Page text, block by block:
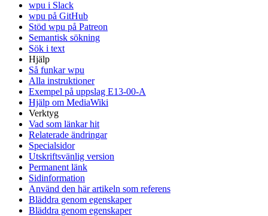
wpu i Slack
wpu på GitHub
Stöd wpu på Patreon
Semantisk sökning
Sök i text
Hjälp
Så funkar wpu
Alla instruktioner
Exempel på uppslag E13-00-A
Hjälp om MediaWiki
Verktyg
Vad som länkar hit
Relaterade ändringar
Specialsidor
Utskriftsvänlig version
Permanent länk
Sidinformation
Använd den här artikeln som referens
Bläddra genom egenskaper
Bläddra genom egenskaper